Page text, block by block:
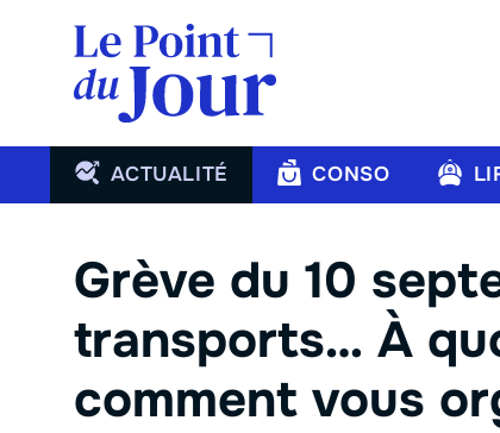
contenu
ACTUALITÉ CONSO
Grève du 10
transports… À
comment vous